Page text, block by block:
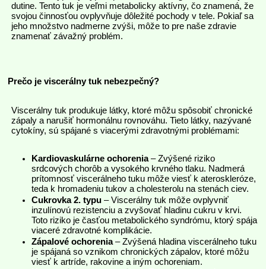
dutine. Tento tuk je veľmi metabolicky aktívny, čo znamená, že
svojou činnosťou ovplyvňuje dôležité pochody v tele. Pokiaľ sa
jeho množstvo nadmerne zvýši, môže to pre naše zdravie
znamenať závažný problém.
Prečo je viscerálny tuk nebezpečný?
Viscerálny tuk produkuje látky, ktoré môžu spôsobiť chronické
zápaly a narušiť hormonálnu rovnováhu. Tieto látky, nazývané
cytokíny, sú spájané s viacerými zdravotnými problémami:
Kardiovaskulárne ochorenia– Zvýšené riziko
srdcových chorôb a vysokého krvného tlaku. Nadmerá
prítomnosť viscerálneho tuku môže viesť k ateroskleróze,
teda k hromadeniu tukov a cholesterolu na stenách ciev.
Cukrovka 2. typu – Viscerálny tuk môže ovplyvniť
inzulínovú rezistenciu a zvyšovať hladinu cukru v krvi.
Toto riziko je časťou metabolického syndrómu, ktorý spája
viaceré zdravotné komplikácie.
Zápalové ochorenia– Zvýšená hladina viscerálneho tuku
je spájaná so vznikom chronických zápalov, ktoré môžu
viesť k artríde, rakovine a iným ochoreniam.